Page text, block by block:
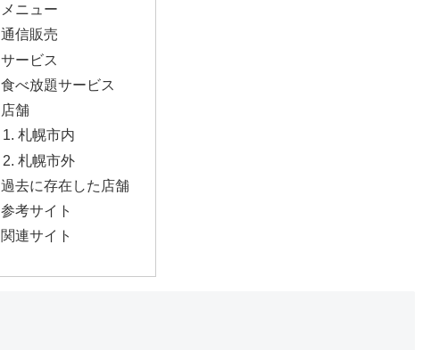
メニュー
通信販売
サービス
食べ放題サービス
店舗
札幌市内
札幌市外
過去に存在した店舗
参考サイト
関連サイト